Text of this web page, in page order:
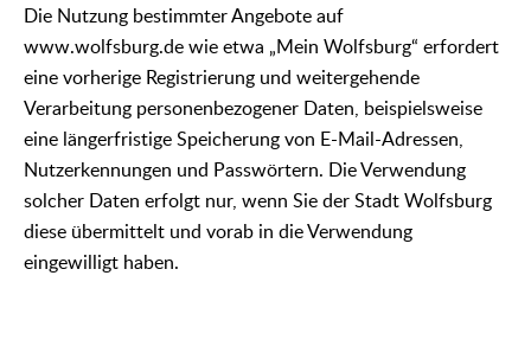
Die Nutzung bestimmter Angebote auf
www.wolfsburg.de wie etwa „Mein Wolfsburg“ erfordert
eine vorherige Registrierung und weitergehende
Verarbeitung personenbezogener Daten, beispielsweise
eine längerfristige Speicherung von E-Mail-Adressen,
Nutzerkennungen und Passwörtern. Die Verwendung
solcher Daten erfolgt nur, wenn Sie der Stadt Wolfsburg
diese übermittelt und vorab in die Verwendung
eingewilligt haben.